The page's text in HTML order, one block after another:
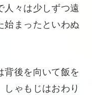
々は少しずつ遠
始まったといわぬ
後を向いて飯を
ゃもじはおわり